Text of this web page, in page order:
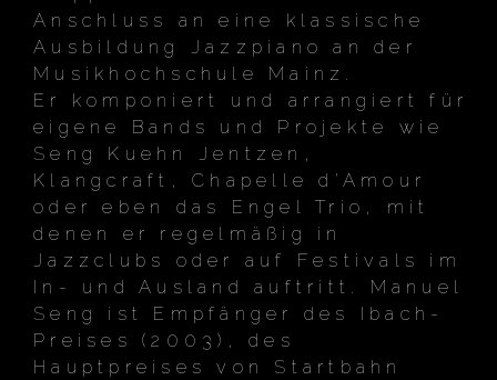
Anschluss an eine klassische
Ausbildung Jazzpiano an der
Musikhochschule Mainz.
Er komponiert und arrangiert für
eigene Bands und Projekte wie
Seng Kuehn Jentzen,
Klangcraft, Chapelle d'Amour
oder eben das Engel Trio, mit
denen er regelmäßig in
Jazzclubs oder auf Festivals im
In- und Ausland auftritt. Manuel
Seng ist Empfänger des Ibach-
Preises (2003), des
Hauptpreises von Startbahn